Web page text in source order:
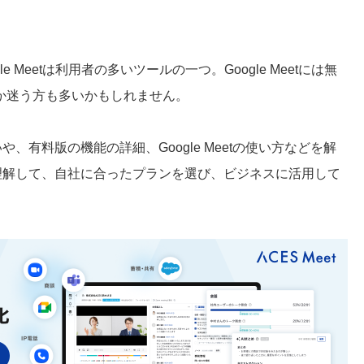
Meetは利用者の多いツールの一つ。Google Meetには無
う方も多いかもしれません。
、有料版の機能の詳細、Google Meetの使い方などを解
して、自社に合ったプランを選び、ビジネスに活用して